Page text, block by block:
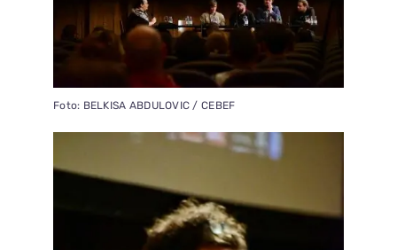
Foto: BELKISA ABDULOVIC / CEBEF